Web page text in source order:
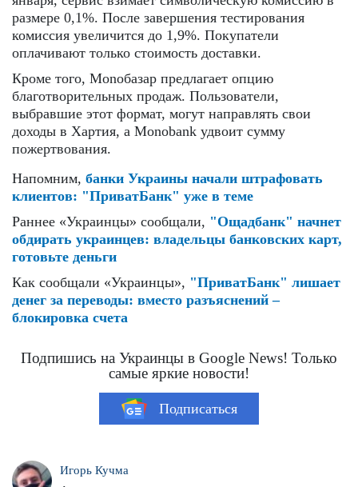
размере 0,1%. После завершения тестирования
комиссия увеличится до 1,9%. Покупатели
оплачивают только стоимость доставки.
Кроме того, Monoбазар предлагает опцию
благотворительных продаж. Пользователи,
выбравшие этот формат, могут направлять свои
доходы в Хартия, а Monobank удвоит сумму
пожертвования.
Напомним, банки Украины начали штрафовать
клиентов: "ПриватБанк" уже в теме
Раннее «Украинцы» сообщали, "Ощадбанк" начнет
обдирать украинцев: владельцы банковских карт,
готовьте деньги
Как сообщали «Украинцы», "ПриватБанк" лишает
денег за переводы: вместо разъяснений –
блокировка счета
Подпишись на Украинцы в Google News! Только
самые яркие новости!
Подписаться
Игорь Кучма